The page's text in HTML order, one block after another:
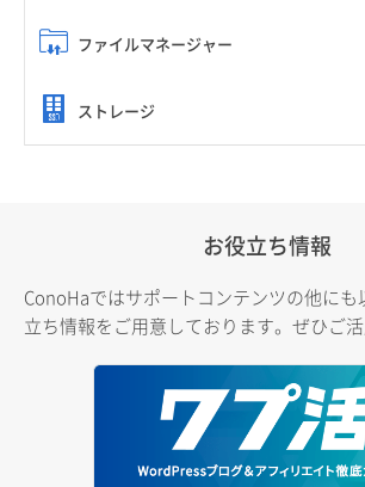
ファイルマネージャー
ストレージ
お役立ち情報
ConoHaではサポートコンテンツの他に
立ち情報をご用意しております。ぜひご活